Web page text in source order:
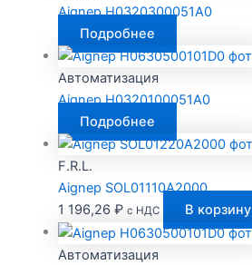
Aignep H0320300051A0
Подробнее
Автоматизация
Aignep H0320100051A0
Подробнее
F.R.L.
Aignep SOL01110A2000
1 196,26 ₽ с НДС В корзину
Автоматизация